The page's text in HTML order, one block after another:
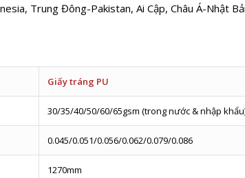
Trung Đông-Pakistan, Ai Cập, Châu Á-Nhật
Giấy tráng PU
30/35/40/50/60/65gsm (trong nước & nhập
0.045/0.051/0.056/0.062/0.079/0.086
1270mm